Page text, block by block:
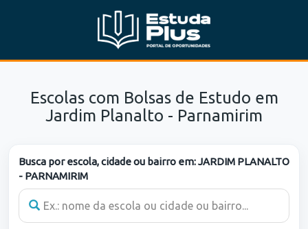
Escolas com Bolsas de Estudo em
Jardim Planalto - Parnamirim
Busca por escola, cidade ou bairro em:JARDIM PLANALTO
- PARNAMIRIM